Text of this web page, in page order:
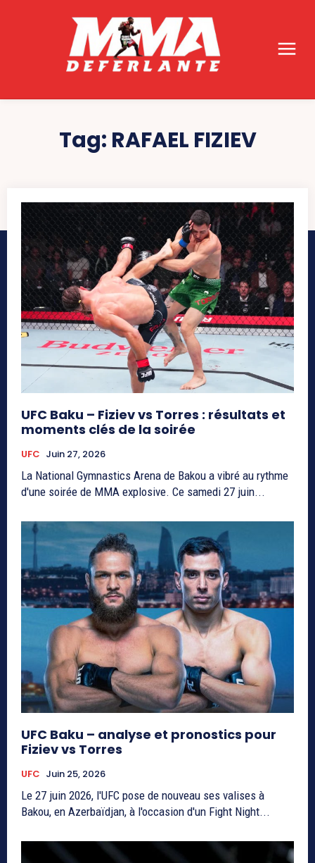
Tag: RAFAEL FIZIEV
UFC Baku – Fiziev vs Torres : résultats et
moments clés de la soirée
UFC Juin 27, 2026
La National Gymnastics Arena de Bakou a vibré au rythme
d'une soirée de MMA explosive. Ce samedi 27 juin...
UFC Baku – analyse et pronostics pour
Fiziev vs Torres
UFC Juin 25, 2026
Le 27 juin 2026, l'UFC pose de nouveau ses valises à
Bakou, en Azerbaïdjan, à l'occasion d'un Fight Night...